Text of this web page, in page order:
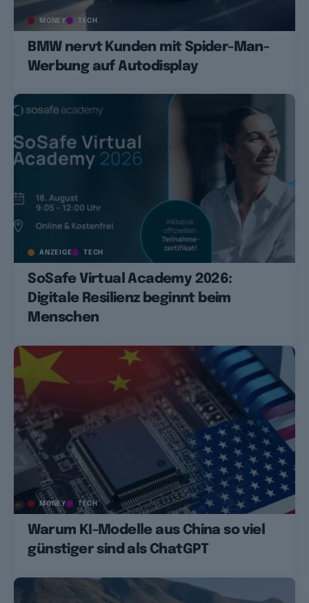
MONEY TECH
BMW nervt Kunden mit Spider-Man-
Werbung auf Autodisplay
ANZEIGE TECH
SoSafe Virtual Academy 2026:
Digitale Resilienz beginnt beim
Menschen
MONEY TECH
Warum KI-Modelle aus China so viel
günstiger sind als ChatGPT